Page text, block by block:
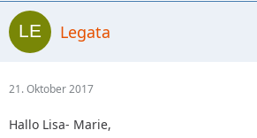
Legata
21. Oktober 2017
Hallo Lisa- Marie,